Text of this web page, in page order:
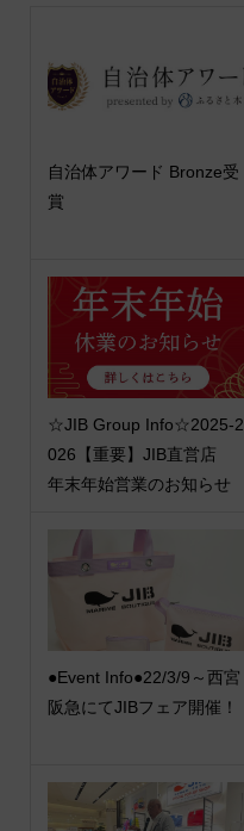
自治体アワード Bronze受
賞
☆JIB Group Info☆2025-2
026【重要】JIB直営店
年末年始営業のお知らせ
●Event Info●22/3/9～西宮
阪急にてJIBフェア開催！